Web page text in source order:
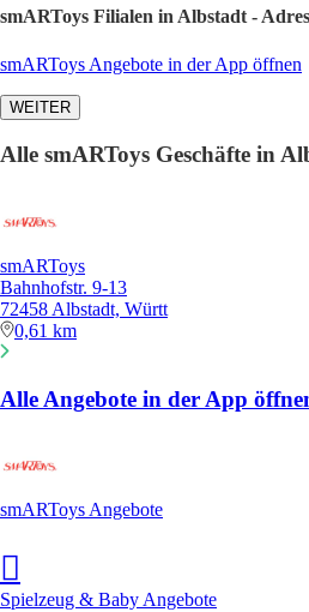
smARToys Filialen in Albstadt -
smARToys Angebote in der App öffnen
WEITER
Alle smARToys Geschäfte in
smARToys
Bahnhofstr. 9-13
72458 Albstadt, Württ
0,61 km
Alle Angebote in der App
smARToys Angebote
Spielzeug & Baby Angebote